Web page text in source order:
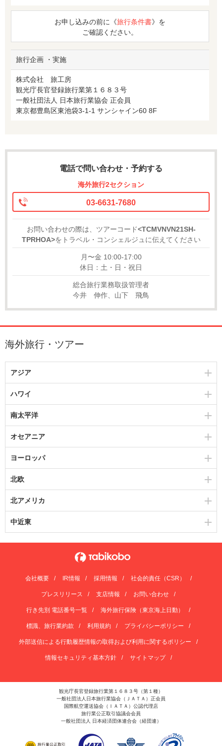
お申し込みの前に《旅行条件書》を
ご確認ください。
旅行企画 ・実施
株式会社 旅工房
観光庁長官登録旅行業第１６８３号
一般社団法人 日本旅行業協会 正会員
東京都豊島区東池袋3-1-1 サンシャイン60 8F
電話で問い合わせ・予約する
海外旅行2セクション
03-6631-7680
お問い合わせの際は、ツアーコード<TCMVNVN21SH-
TPRHOA>をトラベル・コンシェルジュに伝えてください
月〜金 10:00-17:00
休日：土・日・祝日
総合旅行業務取扱管理者
今井 伸作、山下 飛鳥
海外旅行・ツアー
アジア
ハワイ
南太平洋
オセアニア
ヨーロッパ
北欧
北アメリカ
中近東
会社概要 IR情報 採用情報 社会的責任（CSR）
プレスリリース 支店情報 お問い合わせ
行き先別 電話番号一覧 海外旅行保険（東京海上日動）
標識、旅行業約款 利用規約 プライバシーポリシー
外部送信による行動履歴情報の取得および利用に関するポリシー
情報セキュリティ基本方針 サイトマップ
観光庁長官登録旅行業第１６８３号（第１種）
一般社団法人日本旅行業協会（ＪＡＴＡ）正会員
国際航空運送協会（ＩＡＴＡ）公認代理店
旅行業公正取引協議会会員
一般社団法人 日本経済団体連合会（経団連）